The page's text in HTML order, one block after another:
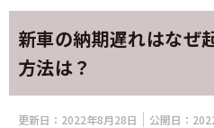
新車の納期遅れはなぜ
方法は？
更新日： 2022年8月28日 公開日：